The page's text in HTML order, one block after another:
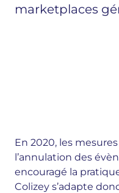
marketplaces
En 2020, les
l’annulation des
encouragé la
Colizey s’adapte